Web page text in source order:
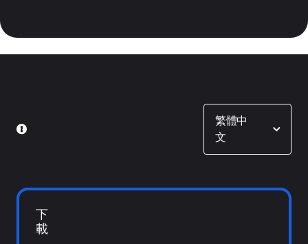
繁體中
文
Show options
下
載